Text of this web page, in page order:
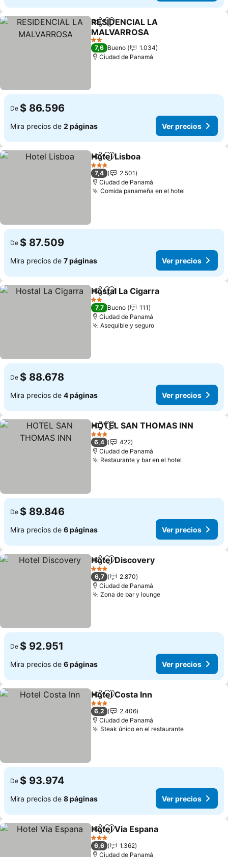
CompartirAgregar a favoritos
RESIDENCIAL LA
MALVARROSA
2 Estrellas
7,6 Bueno
1.034
Ciudad de Panamá
De $ 86.596
Mira precios de 2 páginas Ver precios
CompartirAgregar a favoritos
Hotel Lisboa
3 Estrellas
7,4
2.501
Ciudad de Panamá
Comida panameña en el hotel
De $ 87.509
Mira precios de 7 páginas Ver precios
CompartirAgregar a favoritos
Hostal La Cigarra
2 Estrellas
7,7 Bueno
111
Ciudad de Panamá
Asequible y seguro
De $ 88.678
Mira precios de 4 páginas Ver precios
CompartirAgregar a favoritos
HOTEL SAN THOMAS INN
3 Estrellas
6,4
422
Ciudad de Panamá
Restaurante y bar en el hotel
De $ 89.846
Mira precios de 6 páginas Ver precios
CompartirAgregar a favoritos
Hotel Discovery
3 Estrellas
6,7
2.870
Ciudad de Panamá
Zona de bar y lounge
De $ 92.951
Mira precios de 6 páginas Ver precios
CompartirAgregar a favoritos
Hotel Costa Inn
3 Estrellas
6,2
2.406
Ciudad de Panamá
Steak único en el restaurante
De $ 93.974
Mira precios de 8 páginas Ver precios
CompartirAgregar a favoritos
Hotel Via Espana
3 Estrellas
6,6
1.362
Ciudad de Panamá